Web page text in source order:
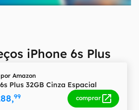
iPhone 6s Plus
Amazon
Plus 32GB Cinza Espacial
99 comprar